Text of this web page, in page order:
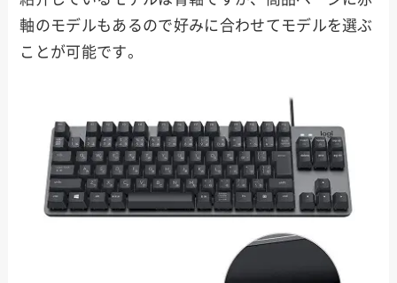
軸のモデルもあるので好みに合わせてモデルを選ぶ
ことが可能です。